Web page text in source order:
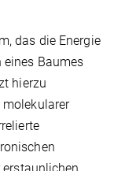
das die Energie
Baumes
hierzu